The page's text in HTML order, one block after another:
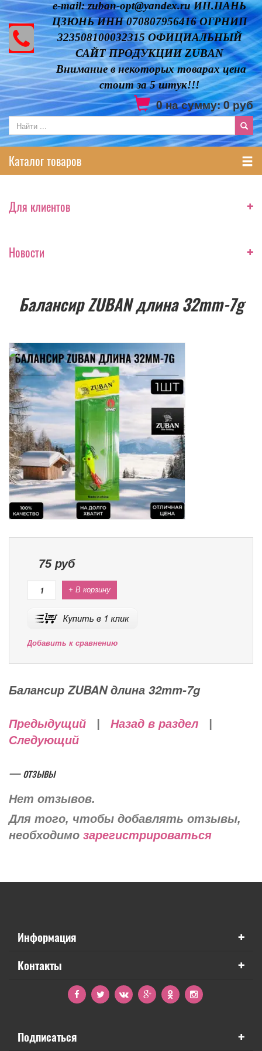
e-mail: zuban-opt@yandex.ru ИП.ПАНЬ
ЦЗЮНЬ ИНН 070807956416 ОГРНИП
323508100032315 ОФИЦИАЛЬНЫЙ
САЙТ ПРОДУКЦИИ ZUBAN
Внимание в некоторых товарах цена
стоит за 5 штук!!!
0на сумму:0руб
Каталог товаров
Для клиентов +
Новости +
Балансир ZUBAN длина 32mm-7g
75руб
+ В корзину
Добавить к сравнению
Балансир ZUBAN длина 32mm-7g
Предыдущий Назад в раздел
Следующий
— отзывы
Нет отзывов.
Для того, чтобы добавлять отзывы,
необходимо зарегистрироваться
Информация +
Контакты +
Подписаться +